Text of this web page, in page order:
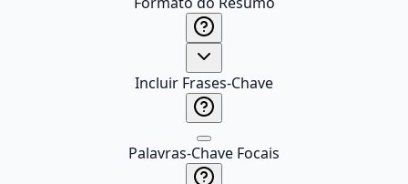
Incluir Frases-Chave
Palavras-Chave Focais